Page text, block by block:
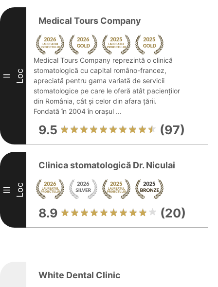
II Loc
Medical Tours Company
Medical Tours Company reprezintă o clinică
stomatologică cu capital româno-francez,
apreciată pentru gama variată de servicii
stomatologice pe care le oferă atât pacienților
din România, cât și celor din afara țării.
Fondată în 2004 în orașul ...
9.5 (97)
III Loc
Clinica stomatologică Dr. Niculai
8.9 (20)
White Dental Clinic